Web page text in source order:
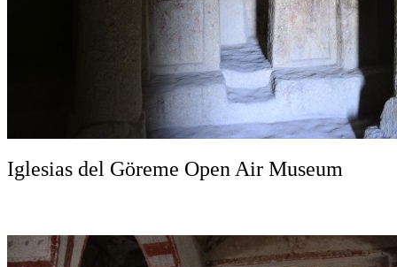
Iglesias del Göreme Open Air Museum